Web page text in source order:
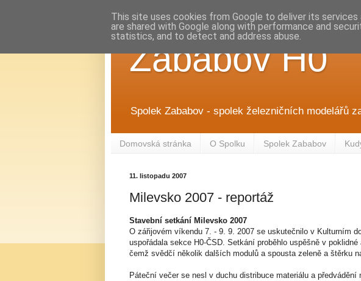
Zababov H0
Spolek Zababov - spolek železničních modelářů
Domovská stránka O Spolku Spolek Zababov
11. listopadu 2007
Milevsko 2007 - reportáž
Stavební setkání Milevsko 2007
O zářijovém víkendu 7. - 9. 9. 2007 se uskutečnilo v Kulturním
uspořádala sekce H0-ČSD. Setkání proběhlo uspěšně v
čemž svědčí několik dalších modulů a spousta zeleně a štěrku
Páteční večer se nesl v duchu distribuce materiálu a
This site uses cookies from Google to deliver its
are shared with Google along with performance and
statistics, and to detect and address abuse.